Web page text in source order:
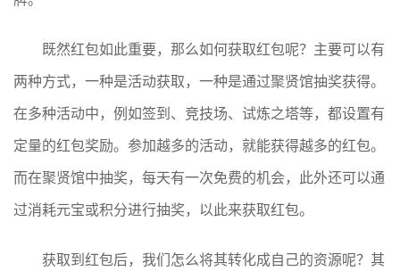
既然红包如此重要，那么如何获取红包呢？主要可以有
两种方式，一种是活动获取，一种是通过聚贤馆抽奖获得。
在多种活动中，例如签到、竞技场、试炼之塔等，都设置有
定量的红包奖励。参加越多的活动，就能获得越多的红包。
而在聚贤馆中抽奖，每天有一次免费的机会，此外还可以通
过消耗元宝或积分进行抽奖，以此来获取红包。
获取到红包后，我们怎么将其转化成自己的资源呢？其